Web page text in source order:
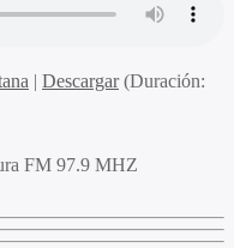
| Descargar(Duración:
FM 97.9 MHZ